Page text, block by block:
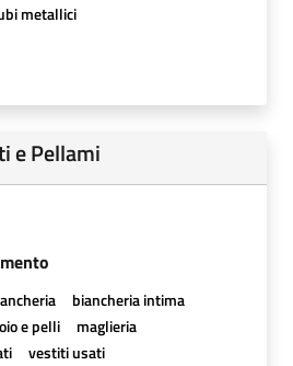
metallici
e Pellami
biancheria intima
e pelli
maglieria
vestiti usati